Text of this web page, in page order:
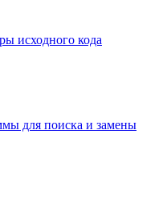
исходного кода
для поиска и замены